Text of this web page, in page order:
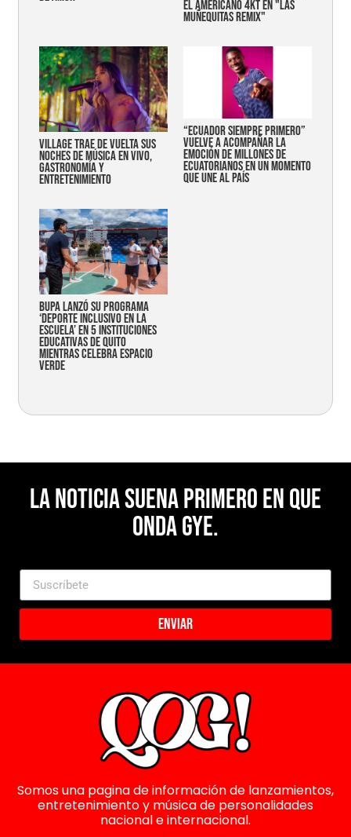
EL AMERICANO 4KT EN "LAS
MUÑEQUITAS REMIX"
Village trae de vuelta sus
noches de música en vivo,
gastronomía y
entretenimiento
“Ecuador siempre primero”
vuelve a acompañar la
emoción de millones de
ecuatorianos en un momento
que une al país
Bupa lanzó su programa
‘Deporte Inclusivo en la
Escuela’ en 5 instituciones
educativas de Quito
mientras celebra espacio
verde
La noticia suena primero en Que
Onda Gye.
Enviar
Somos una pagina de información de lanzamientos,
entretenimiento y música de personalidades
nacional e internacional.